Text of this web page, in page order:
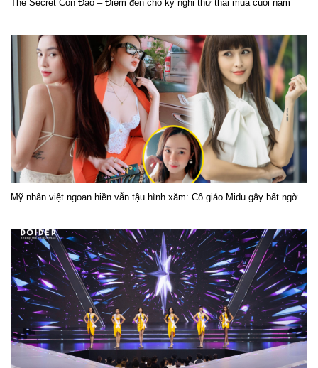
The Secret Côn Đảo – Điểm đến cho kỳ nghỉ thư thái mùa cuối năm
Mỹ nhân việt ngoan hiền vẫn tậu hình xăm: Cô giáo Midu gây bất ngờ